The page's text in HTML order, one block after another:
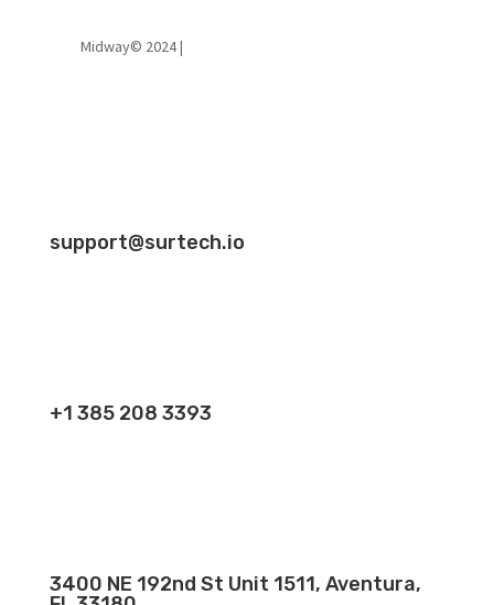
Midway© 2024 |
support@surtech.io
+1 385 208 3393
3400 NE 192nd St Unit 1511, Aventura,